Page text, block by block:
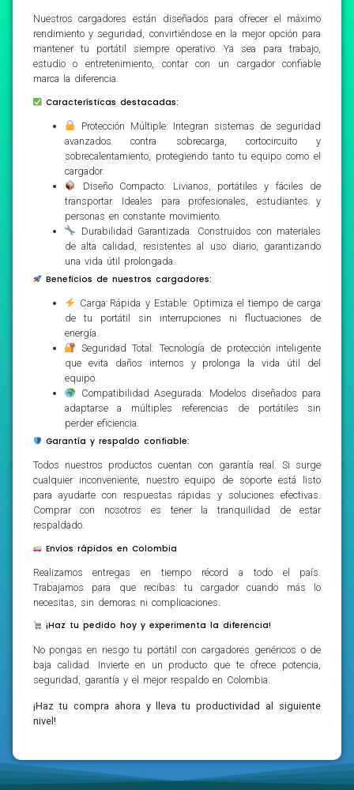
Nuestros cargadores están diseñados para ofrecer el máximo
rendimiento y seguridad, convirtiéndose en la mejor opción para
mantener tu portátil siempre operativo. Ya sea para trabajo,
estudio o entretenimiento, contar con un cargador confiable
marca la diferencia.
Características destacadas:
Protección Múltiple: Integran sistemas de seguridad
avanzados contra sobrecarga, cortocircuito y
sobrecalentamiento, protegiendo tanto tu equipo como el
cargador.
Diseño Compacto: Livianos, portátiles y fáciles de
transportar. Ideales para profesionales, estudiantes y
personas en constante movimiento.
Durabilidad Garantizada: Construidos con materiales
de alta calidad, resistentes al uso diario, garantizando
una vida útil prolongada.
Beneficios de nuestros cargadores:
Carga Rápida y Estable: Optimiza el tiempo de carga
de tu portátil sin interrupciones ni fluctuaciones de
energía.
Seguridad Total: Tecnología de protección inteligente
que evita daños internos y prolonga la vida útil del
equipo.
Compatibilidad Asegurada: Modelos diseñados para
adaptarse a múltiples referencias de portátiles sin
perder eficiencia.
Garantía y respaldo confiable:
Todos nuestros productos cuentan con garantía real. Si surge
cualquier inconveniente, nuestro equipo de soporte está listo
para ayudarte con respuestas rápidas y soluciones efectivas.
Comprar con nosotros es tener la tranquilidad de estar
respaldado.
Envíos rápidos en Colombia
Realizamos entregas en tiempo récord a todo el país.
Trabajamos para que recibas tu cargador cuando más lo
necesitas, sin demoras ni complicaciones.
¡Haz tu pedido hoy y experimenta la diferencia!
No pongas en riesgo tu portátil con cargadores genéricos o de
baja calidad. Invierte en un producto que te ofrece potencia,
seguridad, garantía y el mejor respaldo en Colombia.
¡Haz tu compra ahora y lleva tu productividad al siguiente
nivel!